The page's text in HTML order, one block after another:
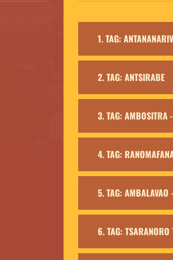
1. TAG:
2. TAG: ANTSIRABE
3. TAG: AMBOSITRA
4. TAG:
5. TAG: AMBALAVAO
6. TAG: TSARANORO